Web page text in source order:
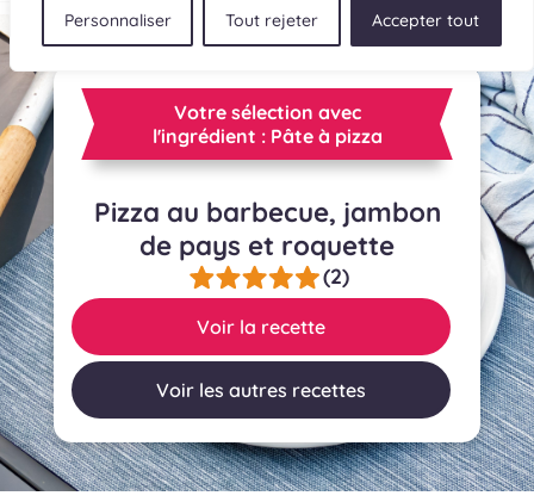
Personnaliser Tout rejeter Accepter tout
RECETTES
INGRÉDIENTS
LECTURES CULINAIRES
SOUMETTRE UNE RECETTE
BOUTIQUE
Votre sélection avec
l'ingrédient : Pâte à pizza
Pizza au barbecue, jambon
de pays et roquette
(2)
Voir la recette
Voir les autres recettes